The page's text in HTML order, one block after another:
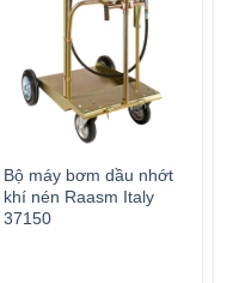
Bộ máy bơm dầu nhớt
khí nén Raasm Italy
37150